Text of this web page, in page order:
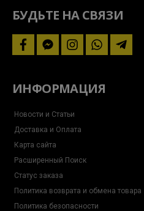
БУДЬТЕ НА СВЯЗИ
facebookfacebook-
messenger
instagram
whatsapp
plane
ИНФОРМАЦИЯ
Новости и Статьи
Доставка и Оплата
Карта сайта
Расширенный Поиск
Статус заказа
Политика возврата и обмена товара
Политика безопасности